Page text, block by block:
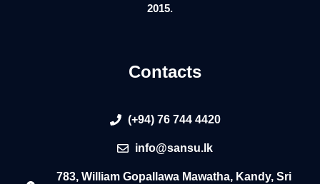
2015.
Contacts
(+94) 76 744 4420
info@sansu.lk
783, William Gopallawa Mawatha, Kandy, Sri